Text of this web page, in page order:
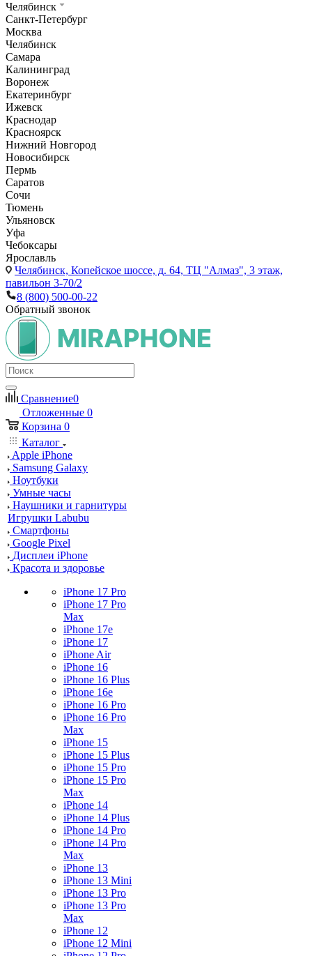
Челябинск
Санкт-Петербург
Москва
Челябинск
Самара
Калининград
Воронеж
Екатеринбург
Ижевск
Краснодар
Красноярск
Нижний Новгород
Новосибирск
Пермь
Саратов
Сочи
Тюмень
Ульяновск
Уфа
Чебоксары
Ярославль
Челябинск, Копейское шоссе, д. 64, ТЦ "Алмаз", 3 этаж,
павильон 3-70/2
8 (800) 500-00-22
Обратный звонок
Сравнение0
Отложенные 0
Корзина 0
Каталог
Apple iPhone
Samsung Galaxy
Ноутбуки
Умные часы
Наушники и гарнитуры
Игрушки Labubu
Смартфоны
Google Pixel
Дисплеи iPhone
Красота и здоровье
iPhone 17 Pro
iPhone 17 Pro
Max
iPhone 17e
iPhone 17
iPhone Air
iPhone 16
iPhone 16 Plus
iPhone 16e
iPhone 16 Pro
iPhone 16 Pro
Max
iPhone 15
iPhone 15 Plus
iPhone 15 Pro
iPhone 15 Pro
Max
iPhone 14
iPhone 14 Plus
iPhone 14 Pro
iPhone 14 Pro
Max
iPhone 13
iPhone 13 Mini
iPhone 13 Pro
iPhone 13 Pro
Max
iPhone 12
iPhone 12 Mini